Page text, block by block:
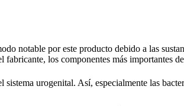
notable por este producto debido a las
fabricante, los componentes más importantes
urogenital. Así, especialmente las